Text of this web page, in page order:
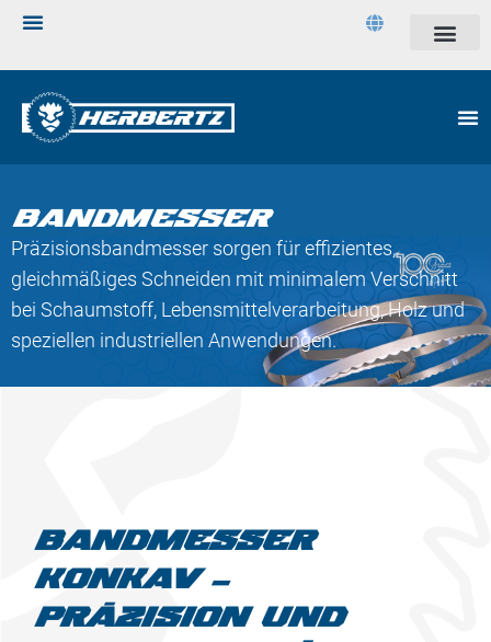
BANDMESSER
Präzisionsbandmesser sorgen für effizientes,
gleichmäßiges Schneiden mit minimalem Verschnitt
bei Schaumstoff, Lebensmittelverarbeitung, Holz und
speziellen industriellen Anwendungen.
BANDMESSER
KONKAV –
PRÄZISION UND